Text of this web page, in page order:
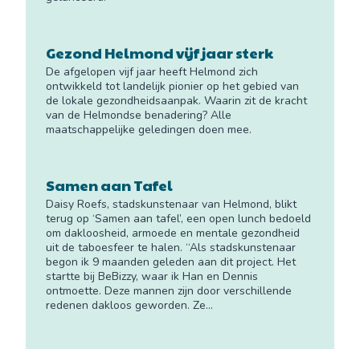
Gezond Helmond vijf jaar sterk
De afgelopen vijf jaar heeft Helmond zich
ontwikkeld tot landelijk pionier op het gebied van
de lokale gezondheidsaanpak. Waarin zit de kracht
van de Helmondse benadering? Alle
maatschappelijke geledingen doen mee.
Samen aan Tafel
Daisy Roefs, stadskunstenaar van Helmond, blikt
terug op ‘Samen aan tafel’, een open lunch bedoeld
om dakloosheid, armoede en mentale gezondheid
uit de taboesfeer te halen. “Als stadskunstenaar
begon ik 9 maanden geleden aan dit project. Het
startte bij BeBizzy, waar ik Han en Dennis
ontmoette. Deze mannen zijn door verschillende
redenen dakloos geworden. Ze...